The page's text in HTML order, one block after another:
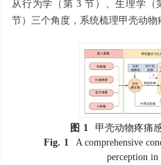
从行为学（第 3 节）、生理学
节）三个角度，系统梳理甲壳动物
图 1
甲壳动物疼痛
Fig. 1
A comprehensive
perception in